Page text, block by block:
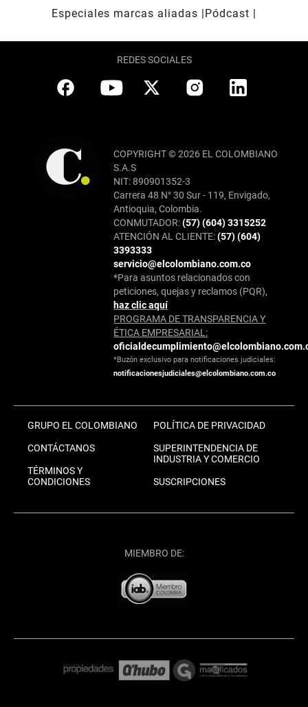
Especiales marcas aliadas
Pódcast
REDES SOCIALES
COPYRIGHT © 2026 EL COLOMBIANO
S.A.S
NIT: 890901352-3
Carrera 48 N° 30 Sur - 119, Envigado,
Antioquia, Colombia.
CONMUTADOR:(57) (604) 3315252
ATENCIÓN AL CLIENTE:(57) (604)
3393333
servicio@elcolombiano.com.co
*Para asuntos relacionados con
peticiones, quejas y reclamos (PQR),
haz clic aquí
PROGRAMA DE TRANSPARENCIA Y
ÉTICA EMPRESARIAL:
*Buzón exclusivo para notificaciones judiciales:
notificacionesjudiciales@elcolombiano.com.co
GRUPO EL COLOMBIANO
CONTÁCTANOS
TÉRMINOS Y
CONDICIONES
POLÍTICA DE PRIVACIDAD
SUPERINTENDENCIA DE
INDUSTRIA Y COMERCIO
SUSCRIPCIONES
MIEMBRO DE: